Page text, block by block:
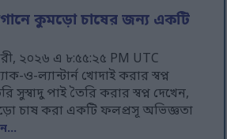
কুমড়ো চাষের জন্য একটি
২০২৬ এ ৮:৫৫:২৫ PM UTC
ও-ল্যান্টার্ন খোদাই করার স্বপ্ন
সুস্বাদু পাই তৈরি করার স্বপ্ন দেখেন,
চাষ করা একটি ফলপ্রসূ অভিজ্ঞতা